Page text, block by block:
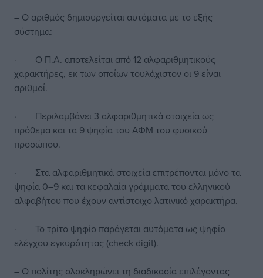
– Ο αριθμός δημιουργείται αυτόματα με το εξής
σύστημα:
· Ο Π.Α. αποτελείται από 12 αλφαριθμητικούς
χαρακτήρες, εκ των οποίων τουλάχιστον οι 9 είναι
αριθμοί.
· Περιλαμβάνει 3 αλφαριθμητικά στοιχεία ως
πρόθεμα και τα 9 ψηφία του ΑΦΜ του φυσικού
προσώπου.
· Στα αλφαριθμητικά στοιχεία επιτρέπονται μόνο τα
ψηφία 0–9 και τα κεφαλαία γράμματα του ελληνικού
αλφαβήτου που έχουν αντίστοιχο λατινικό χαρακτήρα.
· Το τρίτο ψηφίο παράγεται αυτόματα ως ψηφίο
ελέγχου εγκυρότητας (check digit).
– Ο πολίτης ολοκληρώνει τη διαδικασία επιλέγοντας